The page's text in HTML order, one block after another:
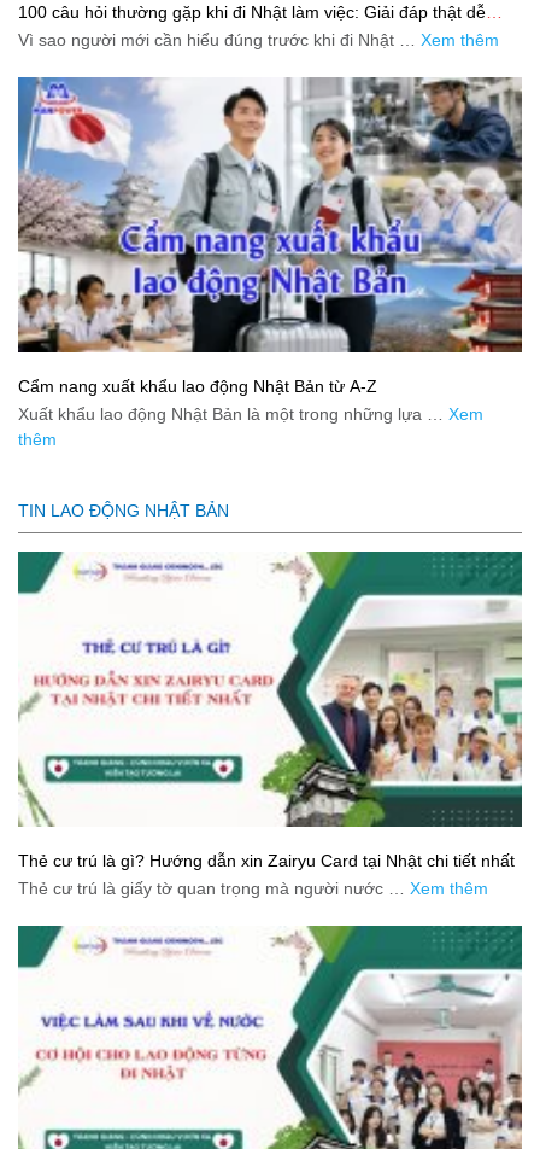
100 câu hỏi thường gặp khi đi Nhật làm việc: Giải đáp thật dễ
hiểu cho người mới bắt đầu
Vì sao người mới cần hiểu đúng trước khi đi Nhật … Xem thêm
Cẩm nang xuất khẩu lao động Nhật Bản từ A-Z
Xuất khẩu lao động Nhật Bản là một trong những lựa … Xem
thêm
TIN LAO ĐỘNG NHẬT BẢN
Thẻ cư trú là gì? Hướng dẫn xin Zairyu Card tại Nhật chi tiết nhất
Thẻ cư trú là giấy tờ quan trọng mà người nước … Xem thêm